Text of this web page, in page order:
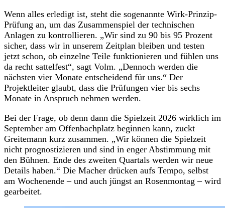
Wenn alles erledigt ist, steht die sogenannte Wirk-Prinzip-
Prüfung an, um das Zusammenspiel der technischen
Anlagen zu kontrollieren. „Wir sind zu 90 bis 95 Prozent
sicher, dass wir in unserem Zeitplan bleiben und testen
jetzt schon, ob einzelne Teile funktionieren und fühlen uns
da recht sattelfest“, sagt Volm. „Dennoch werden die
nächsten vier Monate entscheidend für uns.“ Der
Projektleiter glaubt, dass die Prüfungen vier bis sechs
Monate in Anspruch nehmen werden.
Bei der Frage, ob denn dann die Spielzeit 2026 wirklich im
September am Offenbachplatz beginnen kann, zuckt
Greitemann kurz zusammen. „Wir können die Spielzeit
nicht prognostizieren und sind in enger Abstimmung mit
den Bühnen. Ende des zweiten Quartals werden wir neue
Details haben.“ Die Macher drücken aufs Tempo, selbst
am Wochenende – und auch jüngst an Rosenmontag – wird
gearbeitet.